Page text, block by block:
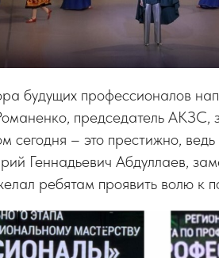
будущих профессионалов
председатель АКЗС,
сегодня – это престижно,
Геннадьевич Абдуллаев,
ребятам проявить волю к